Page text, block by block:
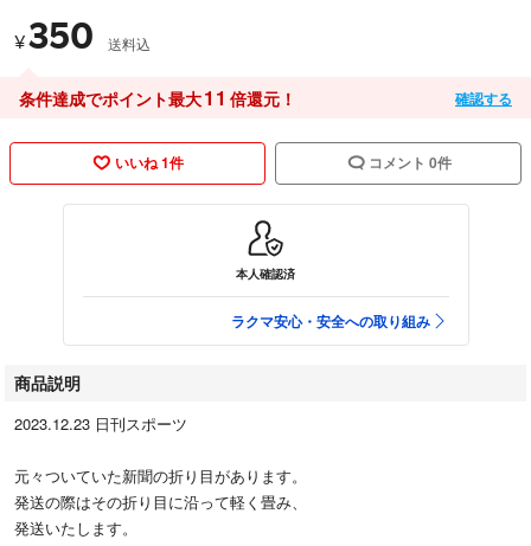
¥350 送料込
条件達成でポイント最大11 倍還元！ 確認する
いいね 1件 コメント 0件
本人確認済
ラクマ安心・安全への取り組み
商品説明
2023.12.23 日刊スポーツ
元々ついていた新聞の折り目があります。
発送の際はその折り目に沿って軽く畳み、
発送いたします。